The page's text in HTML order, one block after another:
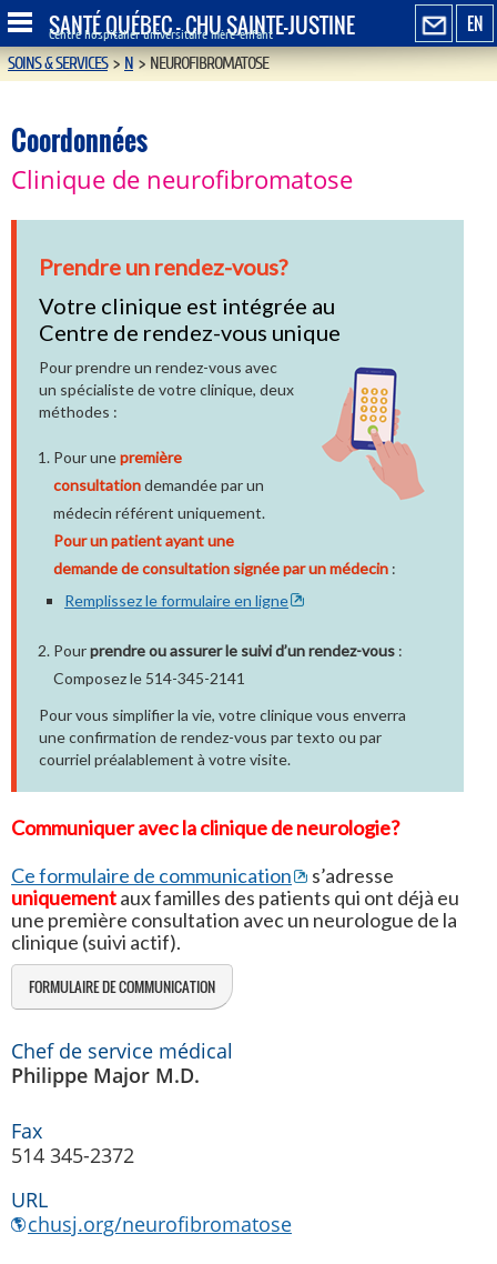
EN
SANTÉ QUÉBEC - CHU SAINTE-JUSTINE
Centre hospitalier universitaire mère-enfant
SOINS & SERVICES>N>NEUROFIBROMATOSE
Coordonnées
Clinique de neurofibromatose
Prendre un rendez-vous?
Votre clinique est intégrée au
Centre de rendez-vous unique
Pour prendre un rendez-vous avec
un spécialiste de votre clinique, deux
méthodes :
Pour unepremière
consultationdemandée par un
médecin référent uniquement.
Pour un patient ayant une
demande de consultation signée par un médecin :
Remplissez le formulaire en ligne
Pourprendre ou assurer le suivi d’un rendez-vous :
Composez le 514-345-2141
Pour vous simplifier la vie, votre clinique vous enverra
une confirmation de rendez-vous par texto ou par
courriel préalablement à votre visite.
Communiquer avec la clinique de neurologie?
Ce formulaire de communication
s’adresse
uniquementaux familles des patients qui ont déjà eu
une première consultation avec un neurologue de la
clinique (suivi actif).
FORMULAIRE DE COMMUNICATION
Chef de service médical
Philippe Major M.D.
Fax
514 345-2372
URL
chusj.org/neurofibromatose